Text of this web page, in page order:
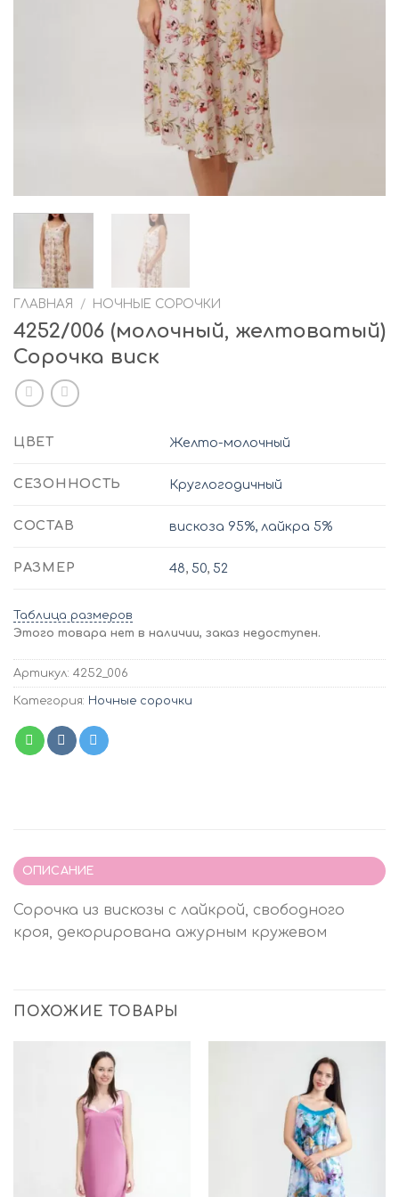
ГЛАВНАЯ / НОЧНЫЕ СОРОЧКИ
4252/006 (молочный, желтоватый)
Сорочка виск
ЦВЕТ Желто-молочный
СЕЗОННОСТЬ Круглогодичный
СОСТАВ вискоза 95%, лайкра 5%
РАЗМЕР 48, 50, 52
Таблица размеров
Этого товара нет в наличии, заказ недоступен.
Артикул: 4252_006
Категория: Ночные сорочки
ОПИСАНИЕ
Сорочка из вискозы с лайкрой, свободного
кроя, декорирована ажурным кружевом
ПОХОЖИЕ ТОВАРЫ